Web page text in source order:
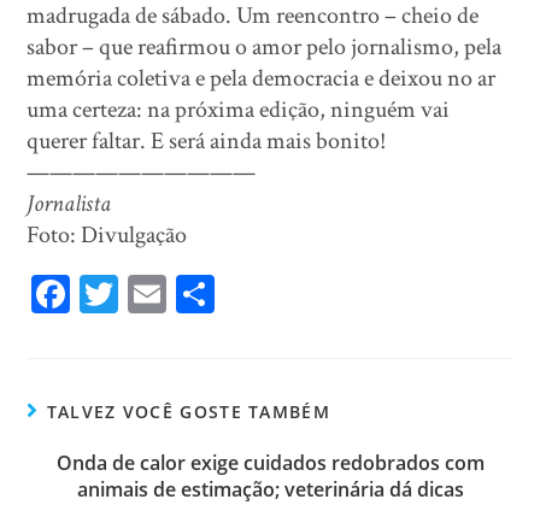
madrugada de sábado. Um reencontro – cheio de
sabor – que reafirmou o amor pelo jornalismo, pela
memória coletiva e pela democracia e deixou no ar
uma certeza: na próxima edição, ninguém vai
querer faltar. E será ainda mais bonito!
——————————
Jornalista
Foto: Divulgação
Fa
ok
T
er
E
TALVEZ VOCÊ GOSTE TAMBÉM
Onda de calor exige cuidados redobrados com
animais de estimação; veterinária dá dicas